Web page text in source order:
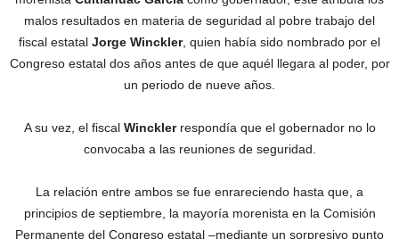
malos resultados en materia de seguridad al pobre trabajo del
fiscal estatal Jorge Winckler, quien había sido nombrado por el
Congreso estatal dos años antes de que aquél llegara al poder, por
un periodo de nueve años.
A su vez, el fiscal Wincklerrespondía que el gobernador no lo
convocaba a las reuniones de seguridad.
La relación entre ambos se fue enrareciendo hasta que, a
principios de septiembre, la mayoría morenista en la Comisión
Permanente del Congreso estatal –mediante un sorpresivo punto